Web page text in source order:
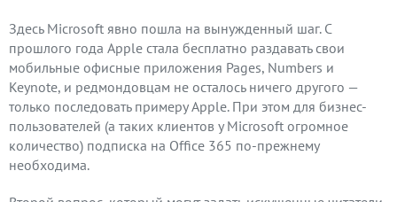
Здесь Microsoft явно пошла на вынужденный шаг. С
прошлого года Apple стала бесплатно раздавать свои
мобильные офисные приложения Pages, Numbers и
Keynote, и редмондовцам не осталось ничего другого —
только последовать примеру Apple. При этом для бизнес-
пользователей (а таких клиентов у Microsoft огромное
количество) подписка на Office 365 по-прежнему
необходима.